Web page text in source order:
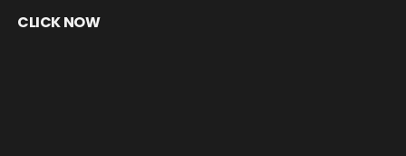
CLICK NOW